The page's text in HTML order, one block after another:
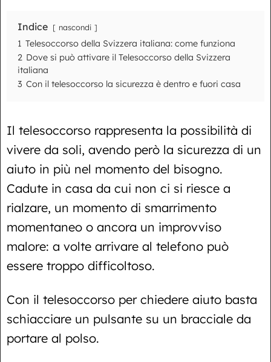
Indice nascondi
1 Telesoccorso della Svizzera italiana: come funziona
2 Dove si può attivare il Telesoccorso della Svizzera
italiana
3 Con il telesoccorso la sicurezza è dentro e fuori casa
Il telesoccorso rappresenta la possibilità di
vivere da soli, avendo però la sicurezza di un
aiuto in più nel momento del bisogno.
Cadute in casa da cui non ci si riesce a
rialzare, un momento di smarrimento
momentaneo o ancora un improvviso
malore: a volte arrivare al telefono può
essere troppo difficoltoso.
Con il telesoccorso per chiedere aiuto basta
schiacciare un pulsante su un bracciale da
portare al polso.